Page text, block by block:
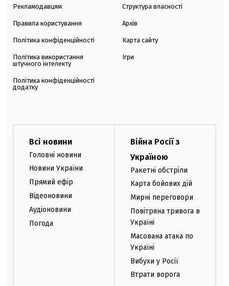
Рекламодавцям
Правила користування
Політика конфіденційності
Політика використання
штучного інтелекту
Політика конфіденційності
додатку
Структура власності
Архів
Карта сайту
Ігри
Всі новини
Головні новини
Новини України
Прямий ефір
Відеоновини
Аудіоновини
Погода
Війна Росії з
Україною
Ракетні обстріли
Карта бойових дій
Мирні переговори
Повітряна тривога в
Україні
Масована атака по
Україні
Вибухи у Росії
Втрати ворога